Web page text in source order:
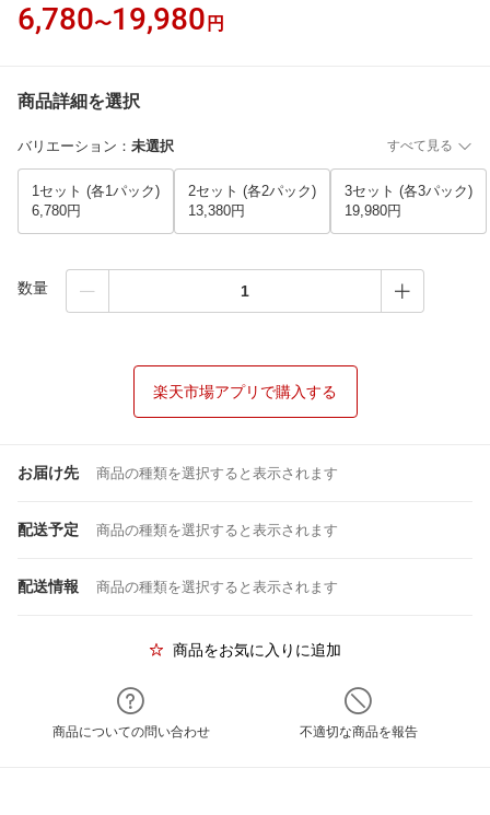
6,780〜19,980 円
商品詳細を選択
バリエーション ： 未選択 すべて見る
1セット (各1パック)
6,780円
2セット (各2パック)
13,380円
3セット (各3パック)
19,980円
数量
楽天市場アプリで購入する
お届け先 商品の種類を選択すると表示されます
配送予定 商品の種類を選択すると表示されます
配送情報 商品の種類を選択すると表示されます
商品をお気に入りに追加
商品についての問い合わせ 不適切な商品を報告